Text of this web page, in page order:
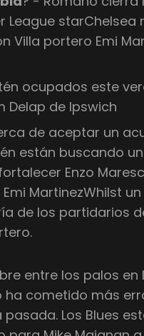
League
Villa portero Emi
ocupados este
Delap de Ipswich
de aceptar un
están buscando
Enzo
MartinezWhilst
de los partidarios
entre los palos en
cometido más
Los Blues